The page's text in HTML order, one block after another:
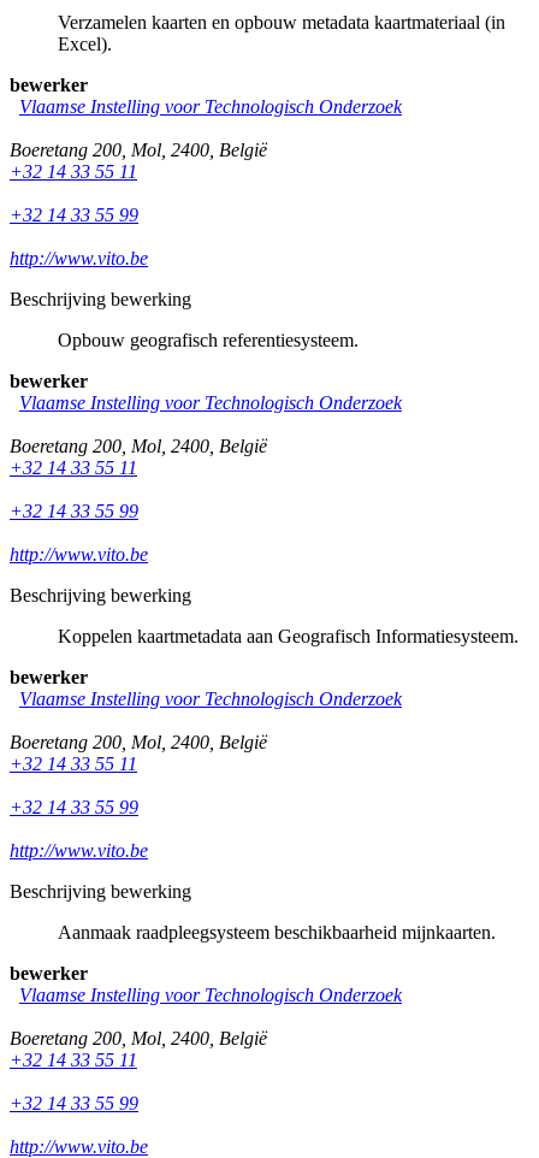
Verzamelen kaarten en opbouw metadata kaartmateriaal (in
Excel).
bewerker
Vlaamse Instelling voor Technologisch Onderzoek
Boeretang 200 Mol 2400 België
+32 14 33 55 11
+32 14 33 55 99
http://www.vito.be
Beschrijving bewerking
Opbouw geografisch referentiesysteem.
bewerker
Vlaamse Instelling voor Technologisch Onderzoek
Boeretang 200 Mol 2400 België
+32 14 33 55 11
+32 14 33 55 99
http://www.vito.be
Beschrijving bewerking
Koppelen kaartmetadata aan Geografisch Informatiesysteem.
bewerker
Vlaamse Instelling voor Technologisch Onderzoek
Boeretang 200 Mol 2400 België
+32 14 33 55 11
+32 14 33 55 99
http://www.vito.be
Beschrijving bewerking
Aanmaak raadpleegsysteem beschikbaarheid mijnkaarten.
bewerker
Vlaamse Instelling voor Technologisch Onderzoek
Boeretang 200 Mol 2400 België
+32 14 33 55 11
+32 14 33 55 99
http://www.vito.be